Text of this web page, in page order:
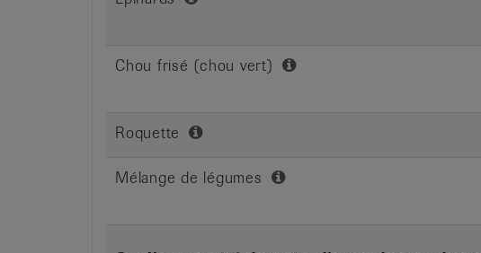
Chou frisé (chou vert)
Roquette
Mélange de légumes